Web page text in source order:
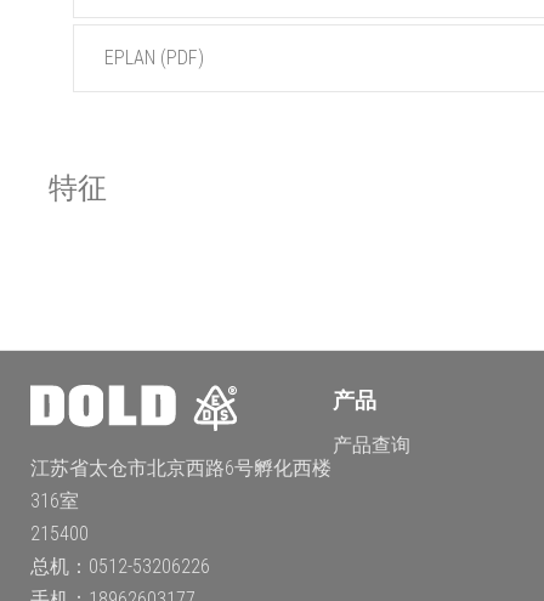
EPLAN (PDF)
特征
江苏省太仓市北京西路6号孵化西楼
316室
215400
总机：0512-53206226
产品
产品查询